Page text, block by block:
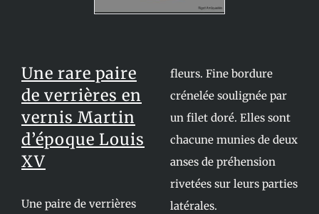
Une rare paire
de verrières en
vernis Martin
d’époque Louis
XV
Une paire de verrières
fleurs. Fine bordure
crénelée soulignée par
un filet doré. Elles sont
chacune munies de deux
anses de préhension
rivetées sur leurs parties
latérales.